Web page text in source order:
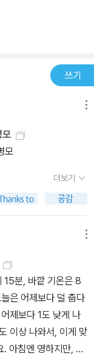
아 본 생명체들이
하지 않았다. 안쓰러
어했든 간에, 그 싫음
리 혼돈에 가까운 막
매 순간 흔들리고
막막함이야말로 사
요. 우리가 누군가
는 지금쯤 어디에서
하를 찾고 있을까.
바란다. 그러나 한
넓은 바다를 그저 유
고 싶다. 그래봐야 그
여성 캐릭터의 쓰
는 곤에게 강하의 감
강하로부터 벗어나는
사건 사이에 꼭 그
계 사이에도 뜬금없
이름을 일상적으로
쓰기
모
모
더보기
15분, 바깥 기온은 8
은 어제보다 덜 춥다
제보다 1도 낮게 나
이상 나와서, 이게 맞
아침엔 영하지만, 점